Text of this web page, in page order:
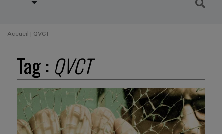
Accueil | QVCT
Tag : QVCT